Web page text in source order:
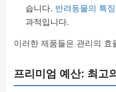
습니다. 반려동물의 특징
과적입니다.
이러한 제품들은 관리의 효
프리미엄 예산: 최고